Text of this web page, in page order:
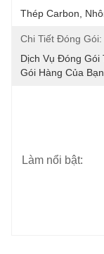
Thép Carbon,
Chi Tiết Đóng Gói:
Dịch Vụ Đóng
Gói Hàng Của Bạn
Làm nổi bật: